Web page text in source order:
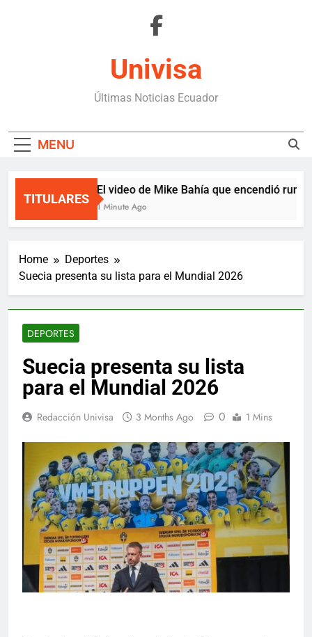
Univisa
Últimas Noticias Ecuador
MENU
TITULARES
El video de Mike Bahía que encendió
1 Minute Ago
Home
Deportes
Suecia presenta su lista para el Mundial 2026
DEPORTES
Suecia presenta su lista
para el Mundial 2026
Redacción Univisa 3 Months Ago 0 1 Mins